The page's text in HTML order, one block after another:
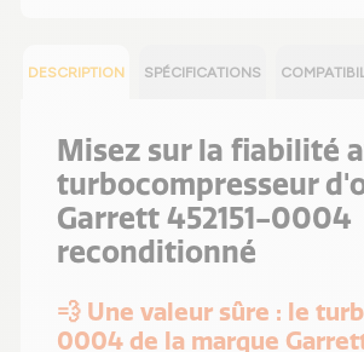
DESCRIPTION SPÉCIFICATIONS
Misez sur la fiabilité
turbocompresseur
Garrett 452151-0004
reconditionné
💨 Une valeur sûre : le
0004 de la marque